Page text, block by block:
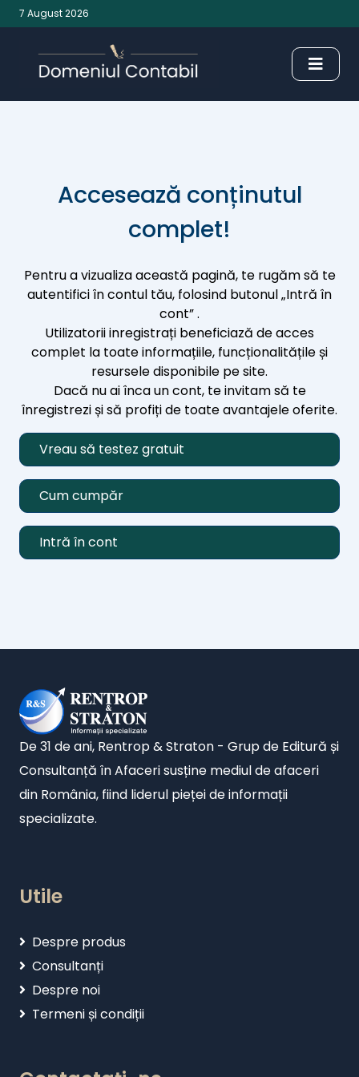
7 August 2026
Accesează conținutul
complet!
Pentru a vizualiza această pagină, te rugăm să te
autentifici în contul tău, folosind butonul „Intră în
cont” .
Utilizatorii inregistrați beneficiază de acces
complet la toate informațiile, funcționalitățile și
resursele disponibile pe site.
Dacă nu ai înca un cont, te invitam să te
înregistrezi și să profiți de toate avantajele oferite.
Vreau să testez gratuit
Cum cumpăr
Intră în cont
De 31 de ani, Rentrop & Straton - Grup de Editură și
Consultanță în Afaceri susține mediul de afaceri
din România, fiind liderul pieței de informații
specializate.
Utile
Despre produs
Consultanți
Despre noi
Termeni și condiții